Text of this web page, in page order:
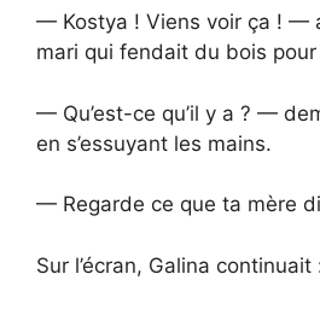
— Kostya ! Viens voir ça ! —
mari qui fendait du bois
— Qu’est-ce qu’il y a ? —
en s’essuyant les mains.
— Regarde ce que ta mère
Sur l’écran, Galina continuait